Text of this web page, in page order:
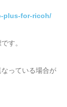
plus-for-ricoh/
す。
っている場合が